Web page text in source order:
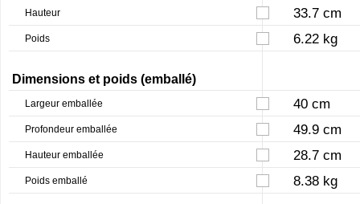
Hauteur 33.7 cm
Poids 6.22 kg
Dimensions et poids (emballé)
Largeur emballée 40 cm
Profondeur emballée 49.9 cm
Hauteur emballée 28.7 cm
Poids emballé 8.38 kg